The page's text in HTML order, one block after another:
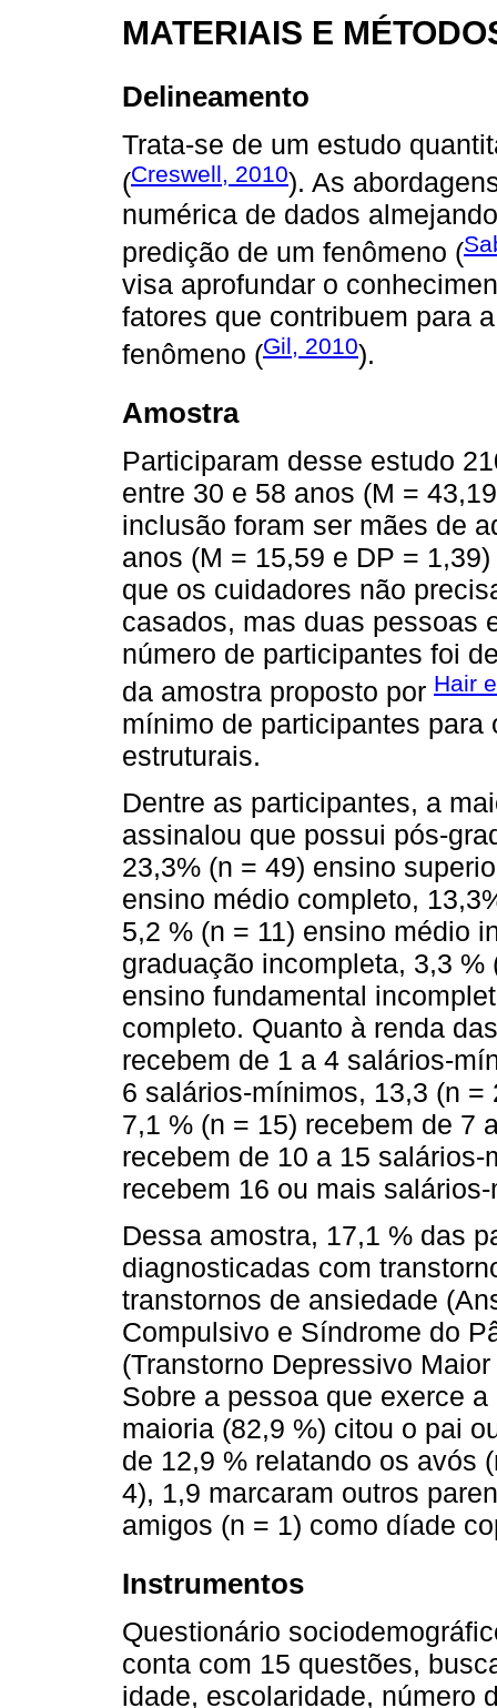
MATERIAIS E
Delineamento
Trata-se de um estudo
(Creswell, 2010). As
numérica de dados
predição de um fenômeno (
visa aprofundar o
fatores que contribuem para
fenômeno (Gil, 2010).
Amostra
Participaram desse estudo
entre 30 e 58 anos (M =
inclusão foram ser mães de
anos (M = 15,59 e DP =
que os cuidadores não
casados, mas duas pessoas
número de participantes foi
da amostra proposto por Hair
mínimo de participantes
estruturais.
Dentre as participantes, a
assinalou que possui pós-
23,3% (n = 49) ensino
ensino médio completo,
5,2 % (n = 11) ensino médio
graduação incompleta, 3,3
ensino fundamental
completo. Quanto à renda
recebem de 1 a 4 salários-
6 salários-mínimos, 13,3 (n
7,1 % (n = 15) recebem de 7
recebem de 10 a 15
recebem 16 ou mais
Dessa amostra, 17,1 % das
diagnosticadas com
transtornos de ansiedade
Compulsivo e Síndrome do
(Transtorno Depressivo
Sobre a pessoa que exerce
maioria (82,9 %) citou o pai
de 12,9 % relatando os avós
4), 1,9 marcaram outros
amigos (n = 1) como díade
Instrumentos
Questionário
conta com 15 questões,
idade, escolaridade, número